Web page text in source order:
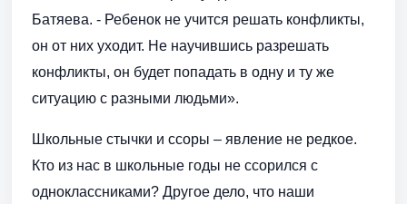
Батяева. - Ребенок не учится решать конфликты,
он от них уходит. Не научившись разрешать
конфликты, он будет попадать в одну и ту же
ситуацию с разными людьми».
Школьные стычки и ссоры – явление не редкое.
Кто из нас в школьные годы не ссорился с
одноклассниками? Другое дело, что наши